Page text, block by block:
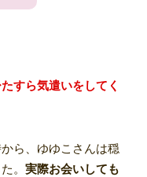
すら気遣いをしてく
ら、ゆゆこさんは穏
。 実際お会いしても